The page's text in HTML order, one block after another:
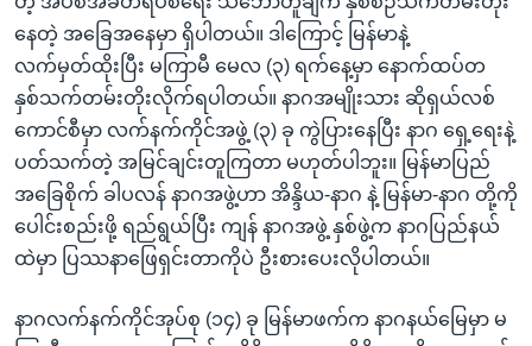
နေတဲ့ အခြေအနေမှာ ရှိပါတယ်။ ဒါကြောင့် မြန်မာနဲ့
လက်မှတ်ထိုးပြီး မကြာမီ မေလ (၃) ရက်နေ့မှာ နောက်ထပ်တ
နှစ်သက်တမ်းတိုးလိုက်ရပါတယ်။ နာဂအမျိုးသား ဆိုရှယ်လစ်
ကောင်စီမှာ လက်နက်ကိုင်အဖွဲ့ (၃) ခု ကွဲပြားနေပြီး နာဂ ရှေ့ရေးနဲ့
ပတ်သက်တဲ့ အမြင်ချင်းတူကြတာ မဟုတ်ပါဘူး။ မြန်မာပြည်
အခြေစိုက် ခါပလန် နာဂအဖွဲ့ဟာ အိန္ဒိယ-နာဂ နဲ့ မြန်မာ-နာဂ တို့ကို
ပေါင်းစည်းဖို့ ရည်ရွယ်ပြီး ကျန် နာဂအဖွဲ့ နှစ်ဖွဲ့က နာဂပြည်နယ်
ထဲမှာ ပြဿနာဖြေရှင်းတာကိုပဲ ဦးစားပေးလိုပါတယ်။
နာဂလက်နက်ကိုင်အုပ်စု (၁၄) ခု မြန်မာဖက်က နာဂနယ်မြေမှာ မ